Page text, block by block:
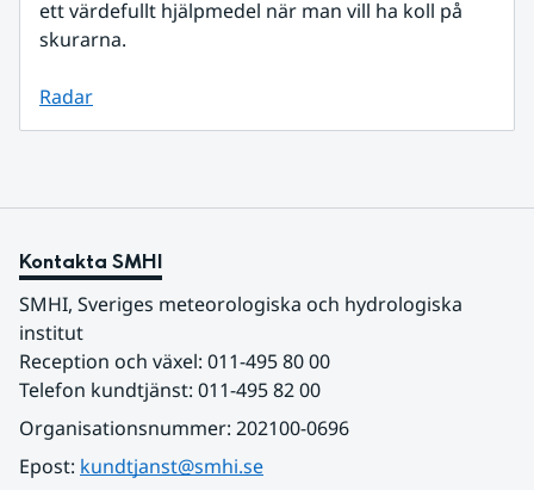
ett värdefullt hjälpmedel när man vill ha koll på
skurarna.
Radar
Kontakta SMHI
SMHI, Sveriges meteorologiska och hydrologiska
institut
Reception och växel: 011-495 80 00
Telefon kundtjänst: 011-495 82 00
Organisationsnummer: 202100-0696
Epost: kundtjanst@smhi.se